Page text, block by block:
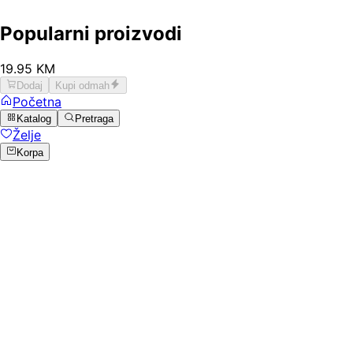
Popularni proizvodi
19.95 KM
Dodaj Kupi odmah
Početna
Katalog Pretraga
Želje
Korpa